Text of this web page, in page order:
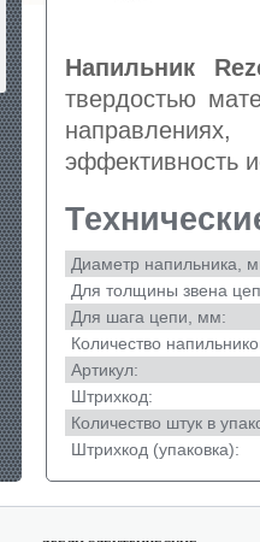
Напильник
твердостью
эффективность
Диаметр напильника,
Для толщины звена
Для шага цепи, мм:
Количество
Артикул:
Штрихкод:
Количество штук в
Штрихкод (упаковка):